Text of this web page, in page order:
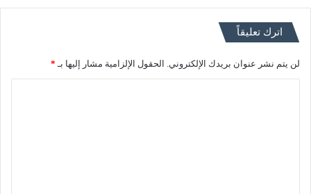
اترك تعليقاً
لن يتم نشر عنوان بريدك الإلكتروني. الحقول الإلزامية مشار إليها بـ *